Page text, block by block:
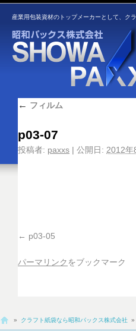
産業用包装資材のトップメーカーとして、ク
← フィルム
p03-07
投稿者: paxxs | 公開日: 2012年
p03-05
パーマリンク をブックマーク
» クラフト紙袋なら昭和パックス株式会社 »